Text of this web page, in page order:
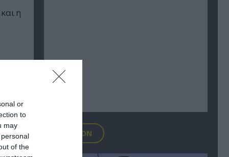
or
to
may
of the
η
FOCUS ON